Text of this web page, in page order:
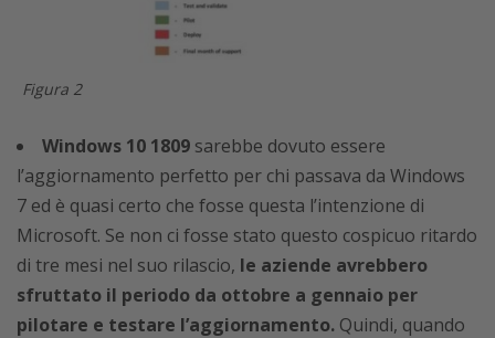
Figura 2
Windows 10 1809 sarebbe dovuto essere
l’aggiornamento perfetto per chi passava da Windows
7 ed è quasi certo che fosse questa l’intenzione di
Microsoft. Se non ci fosse stato questo cospicuo ritardo
di tre mesi nel suo rilascio, le aziende avrebbero
sfruttato il periodo da ottobre a gennaio per
pilotare e testare l’aggiornamento. Quindi, quando